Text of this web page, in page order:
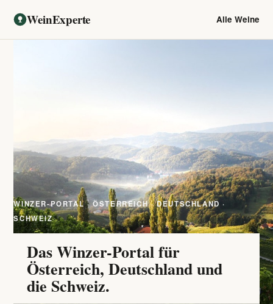
WeinExperte Alle Weine
WINZER-PORTAL · ÖSTERREICH · DEUTSCHLAND ·
SCHWEIZ
Das Winzer-Portal für
Österreich, Deutschland und
die Schweiz.